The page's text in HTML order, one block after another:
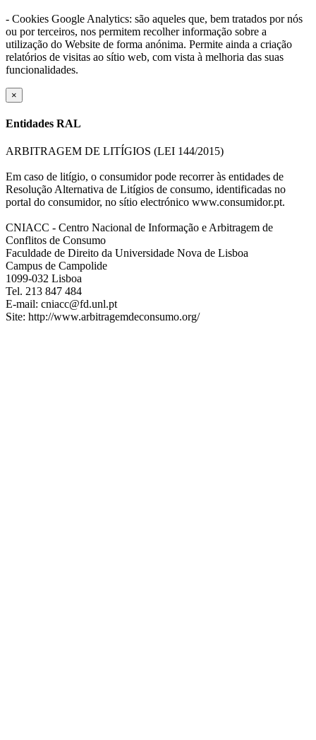
- Cookies Google Analytics: são aqueles que, bem tratados por nós
ou por terceiros, nos permitem recolher informação sobre a
utilização do Website de forma anónima. Permite ainda a criação
relatórios de visitas ao sítio web, com vista à melhoria das suas
funcionalidades.
×
Entidades RAL
ARBITRAGEM DE LITÍGIOS (LEI 144/2015)
Em caso de litígio, o consumidor pode recorrer às entidades de
Resolução Alternativa de Litígios de consumo, identificadas no
portal do consumidor, no sítio electrónico www.consumidor.pt.
CNIACC - Centro Nacional de Informação e Arbitragem de
Conflitos de Consumo
Faculdade de Direito da Universidade Nova de Lisboa
Campus de Campolide
1099-032 Lisboa
Tel. 213 847 484
E-mail: cniacc@fd.unl.pt
Site: http://www.arbitragemdeconsumo.org/